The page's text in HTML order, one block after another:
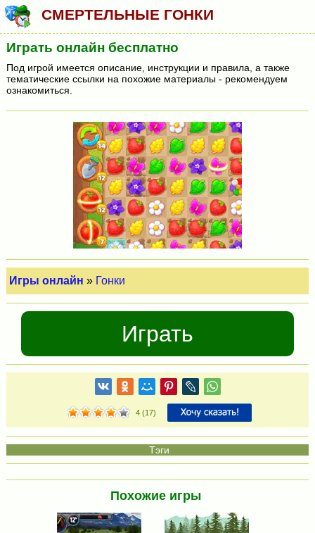
СМЕРТЕЛЬНЫЕ ГОНКИ
Играть онлайн бесплатно
Под игрой имеется описание, инструкции и правила, а также
тематические ссылки на похожие материалы - рекомендуем
ознакомиться.
Игры онлайн » Гонки
Играть
4 (17)
Похожие игры